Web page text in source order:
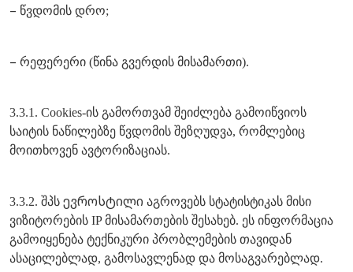
– წვდომის დრო;
– რეფერერი (წინა გვერდის მისამართი).
3.3.1. Cookies-ის გამორთვამ შეიძლება გამოიწვიოს
საიტის ნაწილებზე წვდომის შეზღუდვა, რომლებიც
მოითხოვენ ავტორიზაციას.
3.3.2. შპს ევროსტილი აგროვებს სტატისტიკას მისი
ვიზიტორების IP მისამართების შესახებ. ეს ინფორმაცია
გამოიყენება ტექნიკური პრობლემების თავიდან
ასაცილებლად, გამოსავლენად და მოსაგვარებლად.